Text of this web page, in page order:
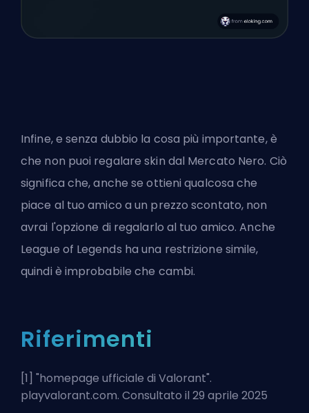
Infine, e senza dubbio la cosa più importante, è
che non puoi regalare skin dal Mercato Nero. Ciò
significa che, anche se ottieni qualcosa che
piace al tuo amico a un prezzo scontato, non
avrai l'opzione di regalarlo al tuo amico. Anche
League of Legends ha una restrizione simile,
quindi è improbabile che cambi.
Riferimenti
[1] "homepage ufficiale di Valorant".
playvalorant.com. Consultato il 29 aprile 2025